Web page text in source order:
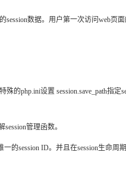
数据。用户第一次访问web页
php.ini设置 session.save_path指
管理函数。
session ID。并且在session生命